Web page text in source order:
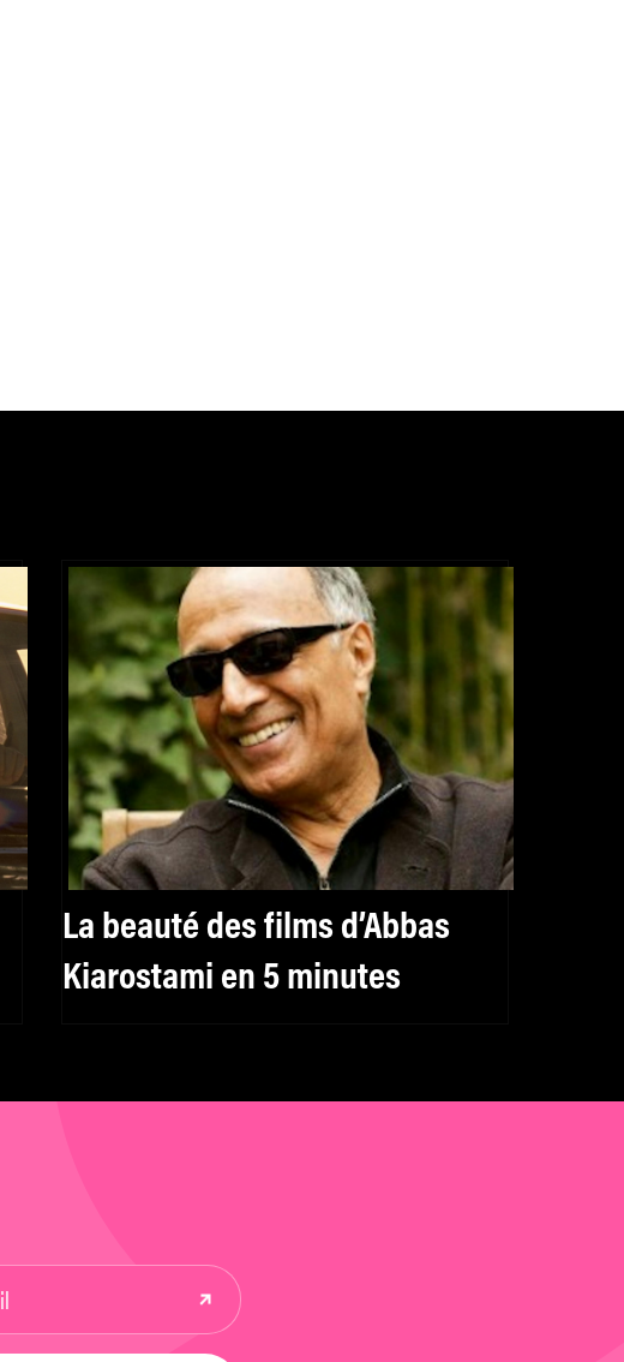
La beauté des films d’Abbas
Kiarostami en 5 minutes